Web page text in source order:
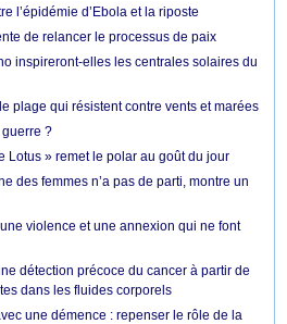
l’épidémie d’Ebola et la riposte
de relancer le processus de paix
inspireront-elles les centrales solaires du
plage qui résistent contre vents et marées
guerre ?
Lotus » remet le polar au goût du jour
des femmes n’a pas de parti, montre un
violence et une annexion qui ne font
détection précoce du cancer à partir de
dans les fluides corporels
une démence : repenser le rôle de la